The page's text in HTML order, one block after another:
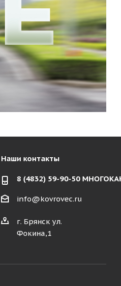
Наши контакты
8 (4832) 59-90-50
info@kovrovec.ru
г. Брянск ул.
Фокина,1